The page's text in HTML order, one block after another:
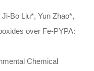
Bo Liu*, Yun Zhao*,
over Fe-PYPA:
Chemical